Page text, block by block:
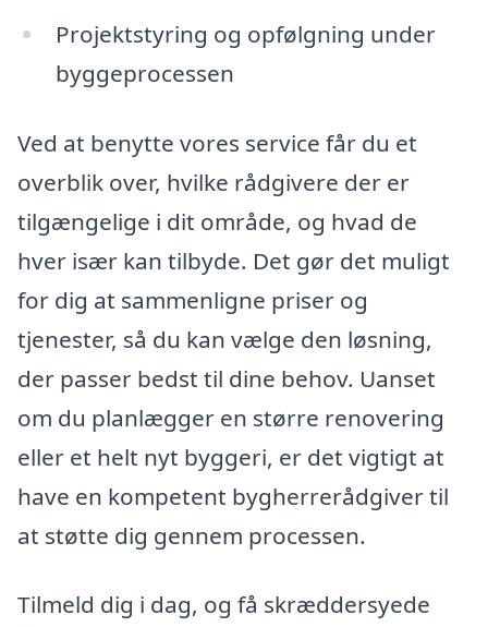
Projektstyring og opfølgning under
byggeprocessen
Ved at benytte vores service får du et
overblik over, hvilke rådgivere der er
tilgængelige i dit område, og hvad de
hver især kan tilbyde. Det gør det muligt
for dig at sammenligne priser og
tjenester, så du kan vælge den løsning,
der passer bedst til dine behov. Uanset
om du planlægger en større renovering
eller et helt nyt byggeri, er det vigtigt at
have en kompetent bygherrerådgiver til
at støtte dig gennem processen.
Tilmeld dig i dag, og få skræddersyede